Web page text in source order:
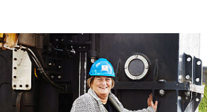
omlaag
te
gebruiken.
Gebruik